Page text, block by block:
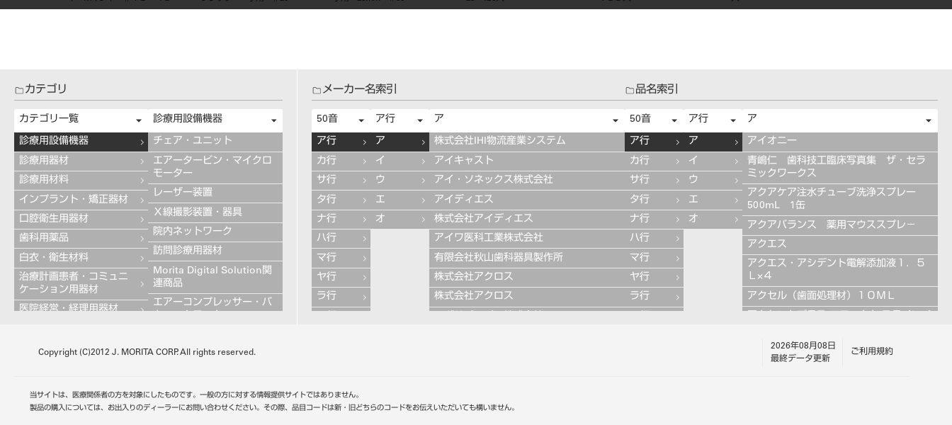
６０入
カテゴリ
カテゴリ一覧
診療用設備機器
診療用器材
診療用材料
インプラント・矯正器材
口腔衛生用器材
歯科用薬品
白衣・衛生材料
治療計画患者・コミュニ
ケーション用器材
医院経営・経理用器材
技工用設備機器
歯科用金属
診療用設備機器
チェア・ユニット
エアータービン・マイクロ
モーター
レーザー装置
Ｘ線撮影装置・器具
院内ネットワーク
訪問診療用器材
Morita Digital Solution関
連商品
エアーコンプレッサー・バ
その他の診療用設備機器
メーカー名索引
50音
ア行
カ行
サ行
タ行
ナ行
ハ行
マ行
ヤ行
ラ行
ア行
ア
イ
ウ
エ
オ
ア
株式会社IHI物流産業システム
アイキャスト
アイ・ソネックス株式会社
アイディエス
株式会社アイディエス
アイワ医科工業株式会社
有限会社秋山歯科器具製作所
株式会社アクロス
株式会社アクロス
アルデンテ
品名索引
50音
ア行
カ行
サ行
タ行
ナ行
ハ行
マ行
ヤ行
ラ行
ア行
ア
イ
ウ
エ
オ
ア
アイオニー
青嶋仁 歯科技工臨床写真集 ザ・セラ
ミックワークス
アクアケア注水チューブ洗浄スプレー
500mL 1缶
アクアバランス 薬用マウススプレ－
アクエス
アクエス・アシデント電解添加液１．５
Ｌ×４
アクセル（歯面処理材）１０ＭＬ
アクセントプラス エフェクト ステインペ
ースト 4g ES13 グレー
Copyright (C)2012 J. MORITA CORP. All rights reserved.
2026年08月08日
最終データ更新
ご利用規約
当サイトは、医療関係者の方を対象にしたものです。一般の方に対する情報提供サイトではありません。
製品の購入については、お出入りのディーラーにお問い合わせください。その際、品目コードは新・旧どちらのコードをお伝えいただいても構いません。